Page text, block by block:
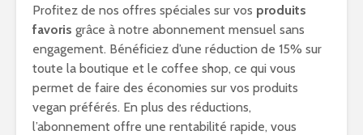
Profitez de nos offres spéciales sur vos produits
favoris grâce à notre abonnement mensuel sans
engagement. Bénéficiez d’une réduction de 15% sur
toute la boutique et le coffee shop, ce qui vous
permet de faire des économies sur vos produits
vegan préférés. En plus des réductions,
l’abonnement offre une rentabilité rapide, vous